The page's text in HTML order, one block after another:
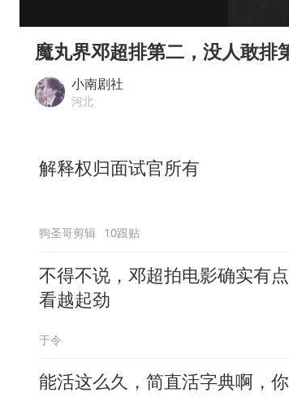
台湾海峡南口北上
“新疆阿勒泰八月能
今日立秋你咬秋了吗
魔丸界邓超排第二，没人敢排
小南剧社
河北
解释权归面试官所有
狗圣哥剪辑 10跟贴
不得不说，邓超拍电影确实有
看越起劲
于令
能活这么久，简直活字典啊，